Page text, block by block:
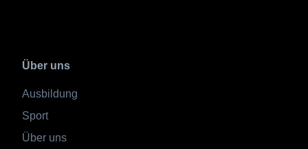
Über uns
Ausbildung
Sport
Über uns